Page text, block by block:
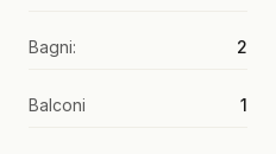
Bagni: 2
Balconi 1